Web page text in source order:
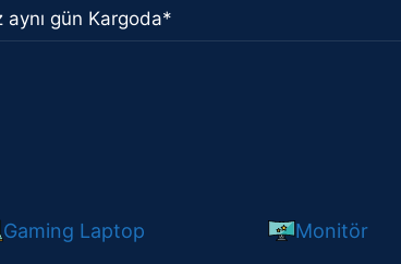
gün Kargoda*
Gaming Laptop Monitör